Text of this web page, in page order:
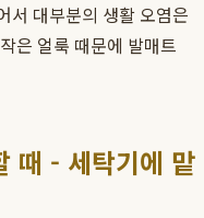
서 대부분의 생활 오염은
은 얼룩 때문에 발매트
때 - 세탁기에 맡